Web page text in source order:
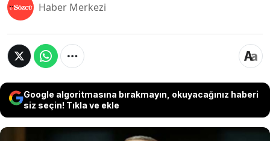
Haber Merkezi
Google algoritmasına bırakmayın, okuyacağınız haberi
siz seçin! Tıkla ve ekle